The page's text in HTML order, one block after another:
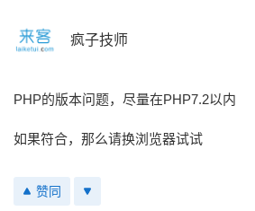
疯子技师
PHP的版本问题，尽量在PHP7.2以内
如果符合，那么请换浏览器试试
赞同